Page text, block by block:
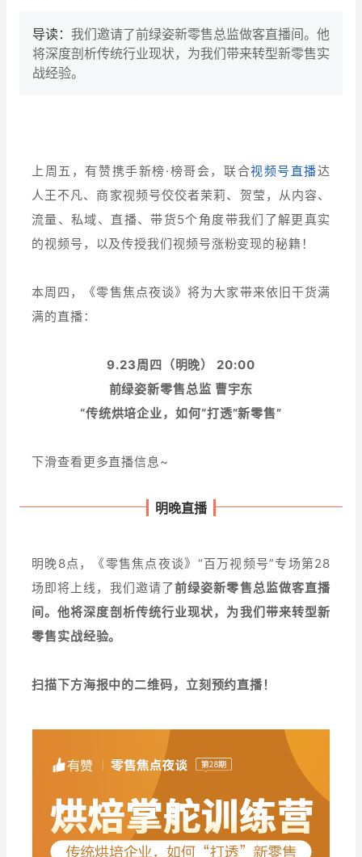
增长产品指南
行业洞察
品牌消费观 行业报告
新零售资讯
私域课程
有赞商盟
入驻有赞 认证代理商
有赞云 数据通服务
导读： 我们邀请了前绿姿新零售总监做客直播间。他
将深度剖析传统行业现状，为我们带来转型新零售实
战经验。
上周五，有赞携手新榜·榜哥会，联合视频号直播达
人王不凡、商家视频号佼佼者茉莉、贺莹， 从内容、
流量、私域、直播、带货5个角度带我们了解更真实
的视频号，以及传授我们视频号涨粉变现的秘籍！
本周四，《零售焦点夜谈》将为大家带来依旧干货满
满的直播：
9.23周四（明晚） 20:00
前绿姿新零售总监 曹宇东
“传统烘培企业，如何“打透”新零售”
下滑查看更多直播信息~
明晚直播
明晚8点，《零售焦点夜谈》“百万视频号”专场第28
场即将上线，我们邀请了前绿姿新零售总监做客直播
间。他将深度剖析传统行业现状，为我们带来转型新
零售实战经验。
扫描下方海报中的二维码，立刻预约直播！